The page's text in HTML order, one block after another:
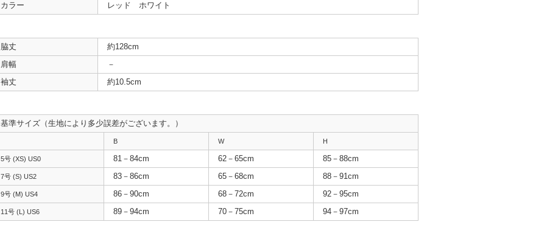
カラー
レッド ホワイト
脇丈
約128cm
肩幅
－
袖丈
約10.5cm
基準サイズ（生地により多少誤差がございます。）
B W H
5号 (XS) US0 81－84cm 62－65cm 85－88cm
7号 (S) US2 83－86cm 65－68cm 88－91cm
9号 (M) US4 86－90cm 68－72cm 92－95cm
11号 (L) US6 89－94cm 70－75cm 94－97cm